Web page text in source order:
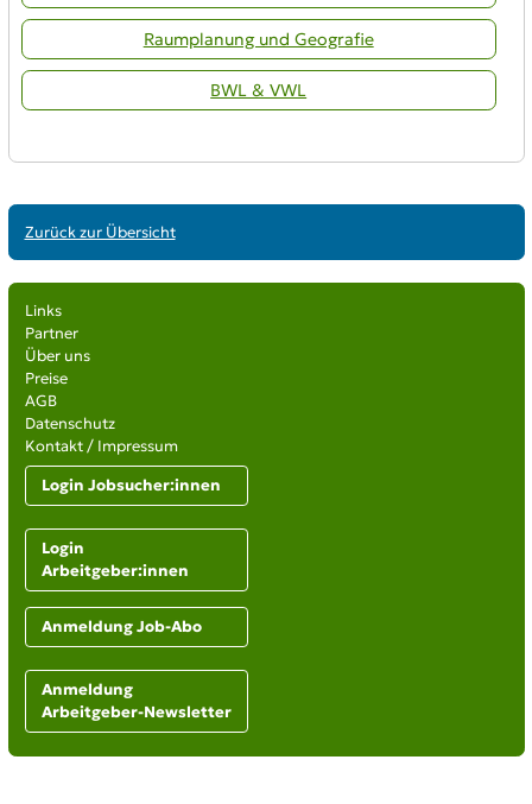
Raumplanung und Geografie
BWL & VWL
Zurück zur Übersicht
Links
Partner
Über uns
Preise
AGB
Datenschutz
Kontakt / Impressum
Login Jobsucher:innen
Login
Arbeitgeber:innen
Anmeldung Job-Abo
Anmeldung
Arbeitgeber-Newsletter